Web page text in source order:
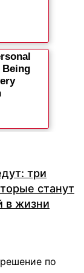
три
станут
в жизни
по